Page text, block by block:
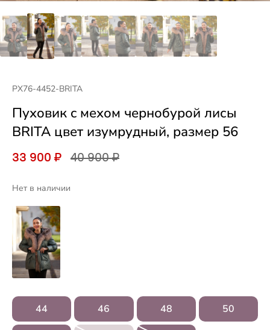
PX76-4452-BRITA
Пуховик c мехом чернобурой лисы
BRITA цвет изумрудный, размер 56
33 900 ₽ 40 900 ₽
Нет в наличии
44 46 48 50